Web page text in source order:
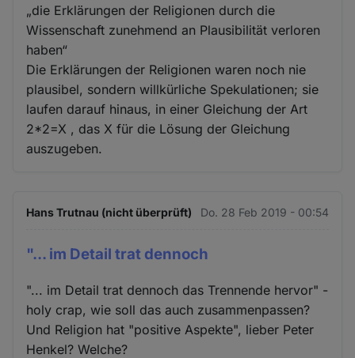
„die Erklärungen der Religionen durch die
Wissenschaft zunehmend an Plausibilität verloren
haben“
Die Erklärungen der Religionen waren noch nie
plausibel, sondern willkürliche Spekulationen; sie
laufen darauf hinaus, in einer Gleichung der Art
2*2=X , das X für die Lösung der Gleichung
auszugeben.
Hans Trutnau (nicht überprüft) Do. 28 Feb 2019 - 00:54
"... im Detail trat dennoch
"... im Detail trat dennoch das Trennende hervor" -
holy crap, wie soll das auch zusammenpassen?
Und Religion hat "positive Aspekte", lieber Peter
Henkel? Welche?